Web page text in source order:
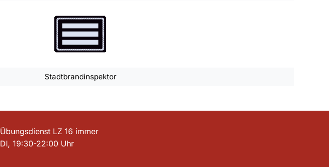
Stadtbrandinspektor
Übungsdienst LZ 16 immer
DI, 19:30-22:00 Uhr